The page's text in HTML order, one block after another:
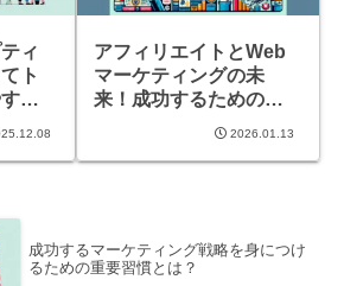
ィ
ト
方
アフィリエイトとWeb
マーケティングの未
来！成功するための新
2026.01.13
成功するマーケティング戦略を身につけ
るための重要習慣とは？